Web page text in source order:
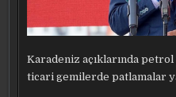
Karadeniz açıklarında
ticari gemilerde patlamalar